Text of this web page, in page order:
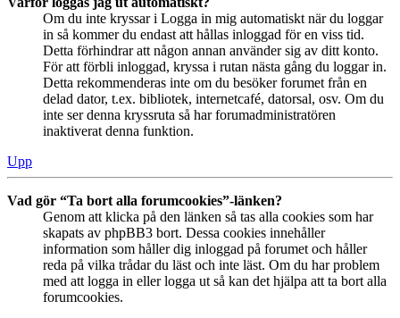
Om du inte kryssar i Logga in mig automatiskt när du loggar
in så kommer du endast att hållas inloggad för en viss tid.
Detta förhindrar att någon annan använder sig av ditt konto.
För att förbli inloggad, kryssa i rutan nästa gång du loggar in.
Detta rekommenderas inte om du besöker forumet från en
delad dator, t.ex. bibliotek, internetcafé, datorsal, osv. Om du
inte ser denna kryssruta så har forumadministratören
inaktiverat denna funktion.
Upp
Vad gör “Ta bort alla forumcookies”-länken?
Genom att klicka på den länken så tas alla cookies som har
skapats av phpBB3 bort. Dessa cookies innehåller
information som håller dig inloggad på forumet och håller
reda på vilka trådar du läst och inte läst. Om du har problem
med att logga in eller logga ut så kan det hjälpa att ta bort alla
forumcookies.